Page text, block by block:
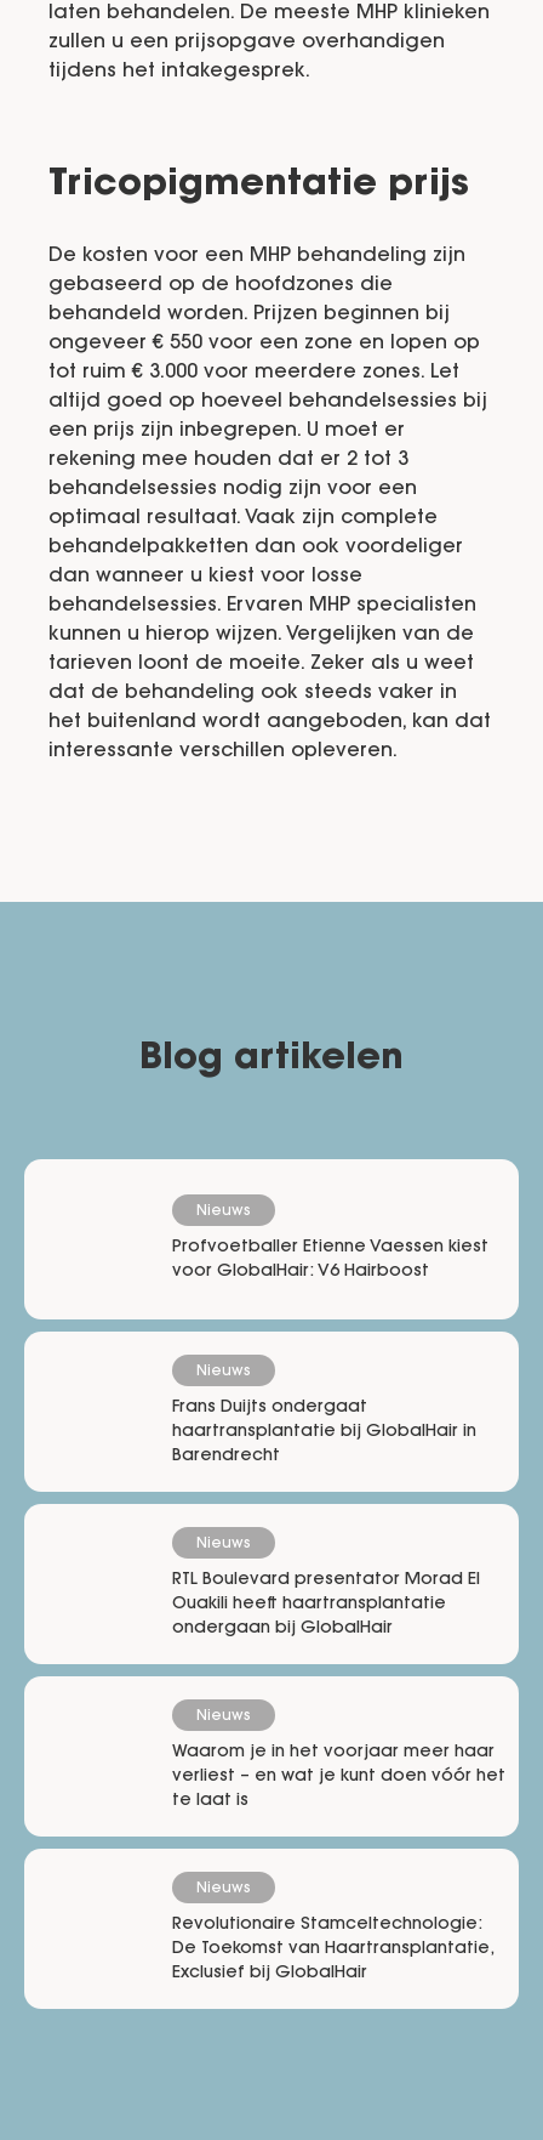
laten behandelen. De meeste MHP klinieken
zullen u een prijsopgave overhandigen
tijdens het intakegesprek.
Tricopigmentatie prijs
De kosten voor een MHP behandeling zijn
gebaseerd op de hoofdzones die
behandeld worden. Prijzen beginnen bij
ongeveer € 550 voor een zone en lopen op
tot ruim € 3.000 voor meerdere zones. Let
altijd goed op hoeveel behandelsessies bij
een prijs zijn inbegrepen. U moet er
rekening mee houden dat er 2 tot 3
behandelsessies nodig zijn voor een
optimaal resultaat. Vaak zijn complete
behandelpakketten dan ook voordeliger
dan wanneer u kiest voor losse
behandelsessies. Ervaren MHP specialisten
kunnen u hierop wijzen. Vergelijken van de
tarieven loont de moeite. Zeker als u weet
dat de behandeling ook steeds vaker in
het buitenland wordt aangeboden, kan dat
interessante verschillen opleveren.
Blog artikelen
Nieuws
Profvoetballer Etienne Vaessen kiest
voor GlobalHair: V6 Hairboost
Nieuws
Frans Duijts ondergaat
haartransplantatie bij GlobalHair in
Barendrecht
Nieuws
RTL Boulevard presentator Morad El
Ouakili heeft haartransplantatie
ondergaan bij GlobalHair
Nieuws
Waarom je in het voorjaar meer haar
verliest – en wat je kunt doen vóór het
te laat is
Nieuws
Revolutionaire Stamceltechnologie:
De Toekomst van Haartransplantatie,
Exclusief bij GlobalHair